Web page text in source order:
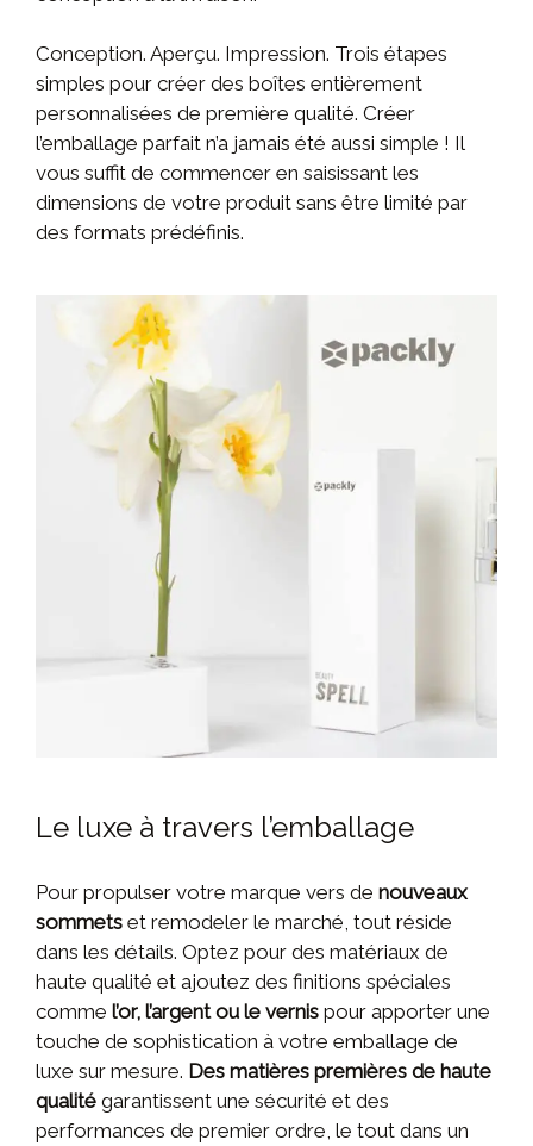
Conception. Aperçu. Impression. Trois étapes
simples pour créer des boîtes entièrement
personnalisées de première qualité. Créer
l’emballage parfait n’a jamais été aussi simple ! Il
vous suffit de commencer en saisissant les
dimensions de votre produit sans être limité par
des formats prédéfinis.
Le luxe à travers l’emballage
Pour propulser votre marque vers de nouveaux
sommets et remodeler le marché, tout réside
dans les détails. Optez pour des matériaux de
haute qualité et ajoutez des finitions spéciales
comme l’or, l’argent ou le vernis pour apporter une
touche de sophistication à votre emballage de
luxe sur mesure. Des matières premières de haute
qualité garantissent une sécurité et des
performances de premier ordre, le tout dans un